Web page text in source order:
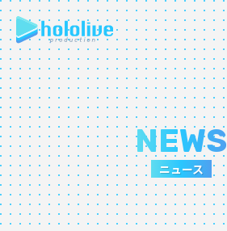
EN
JP
ABOUT
TALENT
NEWS
NEWS
ニュース